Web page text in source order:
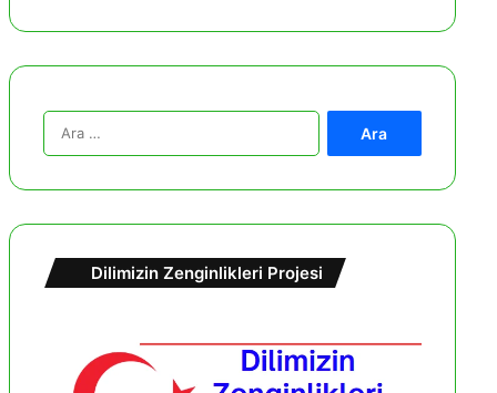
m
Dilimizin Zenginlikleri Projesi